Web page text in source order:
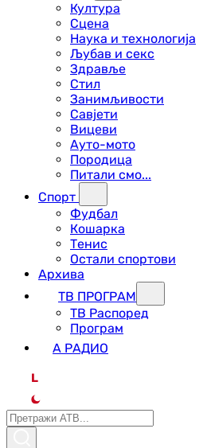
Култура
Сцена
Наука и технологија
Љубав и секс
Здравље
Стил
Занимљивости
Савјети
Вицеви
Ауто-мото
Породица
Питали смо...
Спорт
Фудбал
Кошарка
Тенис
Остали спортови
Архива
ТВ ПРОГРАМ
ТВ Распоред
Програм
А РАДИО
L